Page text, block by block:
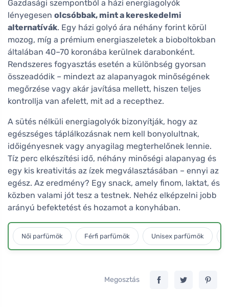
Gazdasági szempontból a házi energiagolyók
lényegesen olcsóbbak, mint a kereskedelmi
alternatívák. Egy házi golyó ára néhány forint körül
mozog, míg a prémium energiaszeletek a bioboltokban
általában 40–70 koronába kerülnek darabonként.
Rendszeres fogyasztás esetén a különbség gyorsan
összeadódik – mindezt az alapanyagok minőségének
megőrzése vagy akár javítása mellett, hiszen teljes
kontrollja van afelett, mit ad a recepthez.
A sütés nélküli energiagolyók bizonyítják, hogy az
egészséges táplálkozásnak nem kell bonyolultnak,
időigényesnek vagy anyagilag megterhelőnek lennie.
Tíz perc elkészítési idő, néhány minőségi alapanyag és
egy kis kreativitás az ízek megválasztásában – ennyi az
egész. Az eredmény? Egy snack, amely finom, laktat, és
közben valami jót tesz a testnek. Nehéz elképzelni jobb
arányú befektetést és hozamot a konyhában.
Női parfümök Férfi parfümök Unisex parfümök
Megosztás